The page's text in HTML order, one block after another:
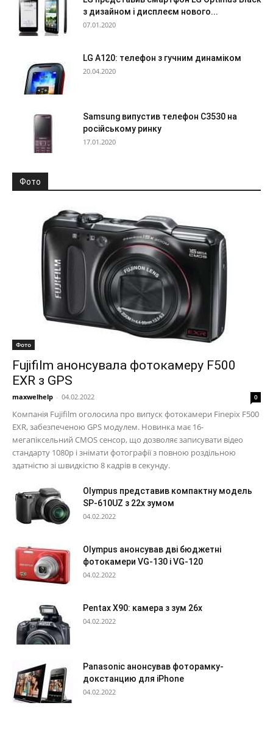
з дизайном і дисплеєм нового...
07.01.2020
LG A120: телефон з гучним динаміком
20.04.2020
Samsung випустив телефон C3530 на
російському ринку
17.01.2020
Фото
Фото
Fujifilm анонсувала фотокамеру F500
EXR з GPS
maxwelhelp - 04.02.2022 0
Компанія Fujifilm оголосила про випуск фотокамери Finepix F500
EXR, забезпеченою GPS модулем. Новинка має 16-
мегапіксельний CMOS сенсор, що дозволяє записувати відео
стандарту 1080p і знімати фотографії з повною роздільною
здатністю зі швидкістю 8 кадрів в секунду.
Olympus представив компактну модель
SP-610UZ з 22х зумом
04.02.2022
Olympus анонсував дві бюджетні
фотокамери VG-130 і VG-120
04.02.2022
Pentax X90: камера з зум 26х
04.02.2022
Panasonic анонсував фоторамку-
докстанцию для iPhone
04.02.2022